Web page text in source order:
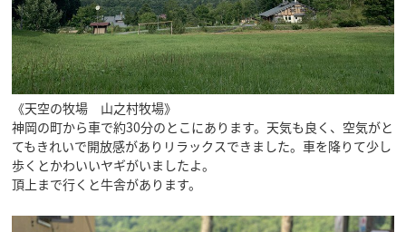
《天空の牧場 山之村牧場》
神岡の町から車で約30分のとこにあります。天気も良く、空気がと
てもきれいで開放感がありリラックスできました。車を降りて少し
歩くとかわいいヤギがいましたよ。
頂上まで行くと牛舎があります。